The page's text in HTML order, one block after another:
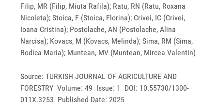
Filip, MR (Filip, Miuta Rafila); Ratu, RN (Ratu, Roxana
Nicoleta); Stoica, F (Stoica, Florina); Crivei, IC (Crivei,
Ioana Cristina); Postolache, AN (Postolache, Alina
Narcisa); Kovacs, M (Kovacs, Melinda); Sima, RM (Sima,
Rodica Maria); Muntean, MV (Muntean, Mircea Valentin)
Source: TURKISH JOURNAL OF AGRICULTURE AND
FORESTRY Volume: 49 Issue: 1 DOI: 10.55730/1300-
011X.3253 Published Date: 2025